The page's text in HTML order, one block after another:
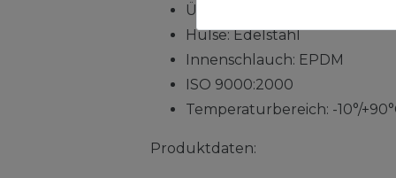
Überwurfmutter: Messing
Hülse: Edelstahl
Innenschlauch: EPDM
ISO 9000:2000
Temperaturbereich: -10°/
Produktdaten: